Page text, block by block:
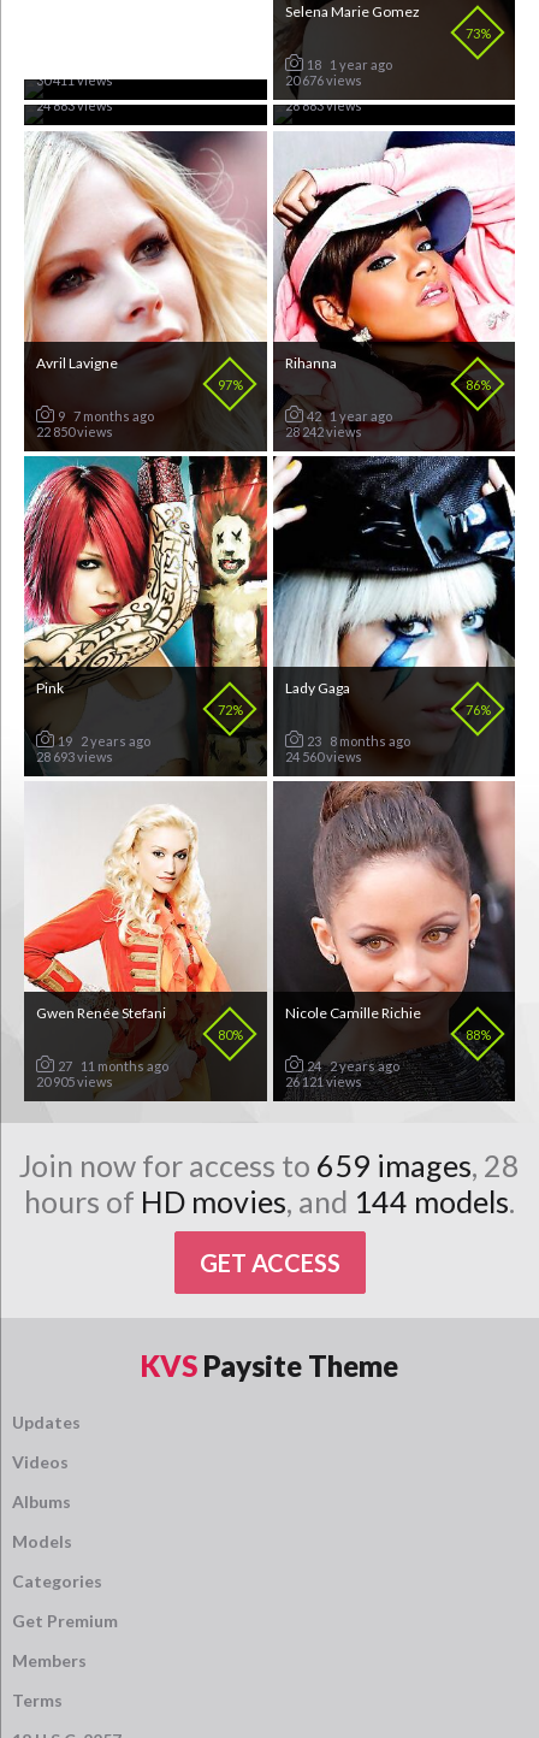
30 411 views
73%
Selena Marie Gomez
18
1 year ago
20 676 views
24 12 months ago
24 883 views
65%
Dan Mihai Bălan
21 2 years ago
28 883 views
97%
Avril Lavigne
9 7 months ago
22 850 views
86%
Rihanna
42 1 year ago
28 242 views
72%
Pink
19
2 years ago
28 693 views
76%
Lady Gaga
23
8 months ago
24 560 views
80%
Gwen Renée Stefani
27
11 months ago
20 905 views
88%
Nicole Camille Richie
24 2 years ago
26 121 views
Join now for access to 659 images, 28
hours of HD movies, and 144 models.
GET ACCESS
KVS Paysite Theme
Updates
Videos
Albums
Models
Categories
Get Premium
Members
Terms